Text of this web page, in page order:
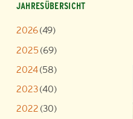
JAHRESÜBERSICHT
2026(49)
2025 (69)
2024(58)
2023(40)
2022 (30)